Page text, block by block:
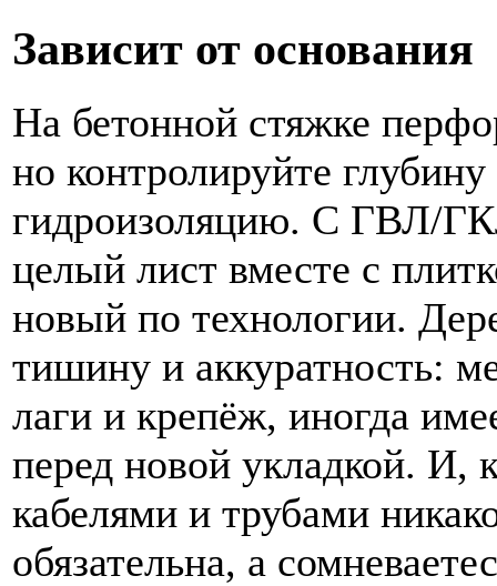
Зависит от основания
На бетонной стяжке
но контролируйте
гидроизоляцию. С ГВЛ/
целый лист вместе с
новый по технологии.
тишину и аккуратность:
лаги и крепёж, иногда
перед новой укладкой. И,
кабелями и трубами
обязательна, а